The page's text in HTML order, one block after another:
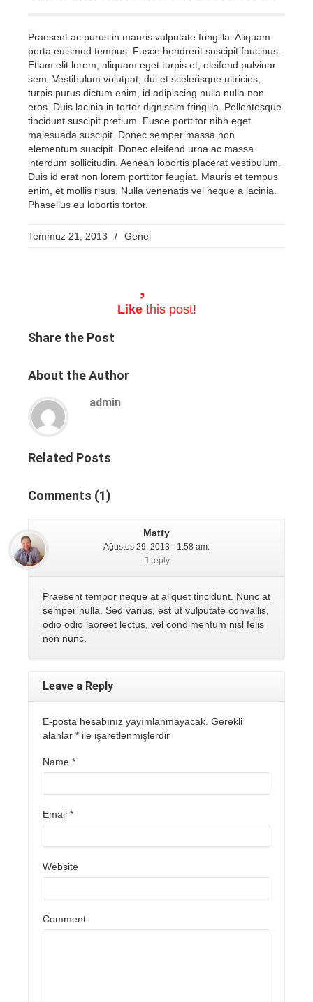
Praesent ac purus in mauris vulputate fringilla. Aliquam
porta euismod tempus. Fusce hendrerit suscipit faucibus.
Etiam elit lorem, aliquam eget turpis et, eleifend pulvinar
sem. Vestibulum volutpat, dui et scelerisque ultricies,
turpis purus dictum enim, id adipiscing nulla nulla non
eros. Duis lacinia in tortor dignissim fringilla. Pellentesque
tincidunt suscipit pretium. Fusce porttitor nibh eget
malesuada suscipit. Donec semper massa non
elementum suscipit. Donec eleifend urna ac massa
interdum sollicitudin. Aenean lobortis placerat vestibulum.
Duis id erat non lorem porttitor feugiat. Mauris et tempus
enim, et mollis risus. Nulla venenatis vel neque a lacinia.
Phasellus eu lobortis tortor.
Temmuz 21, 2013 / Genel
Likethis post!
Share the Post
About the Author
admin
Related Posts
Comments (1)
Matty
Ağustos 29, 2013 - 1:58 am:
reply
Praesent tempor neque at aliquet tincidunt. Nunc at
semper nulla. Sed varius, est ut vulputate convallis,
odio odio laoreet lectus, vel condimentum nisl felis
non nunc.
Leave a Reply
E-posta hesabınız yayımlanmayacak. Gerekli
alanlar * ile işaretlenmişlerdir
Name *
Email *
Website
Comment